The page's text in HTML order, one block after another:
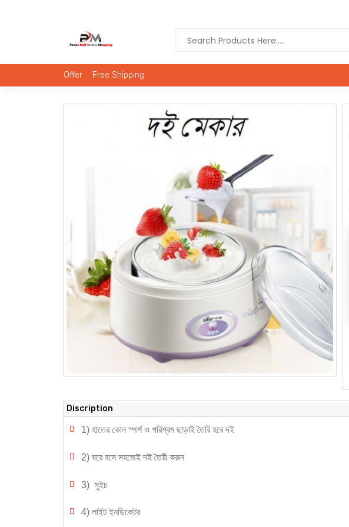
Offer Free Shipping
Discription
1) হাতের কোন স্পর্শ ও পরিশ্রম ছাড়াই তৈরি হবে দই
2) ঘরে বসে সহজেই দই তৈরী করুন
3) সুইচ
4) লাইট ইনডিকেটর